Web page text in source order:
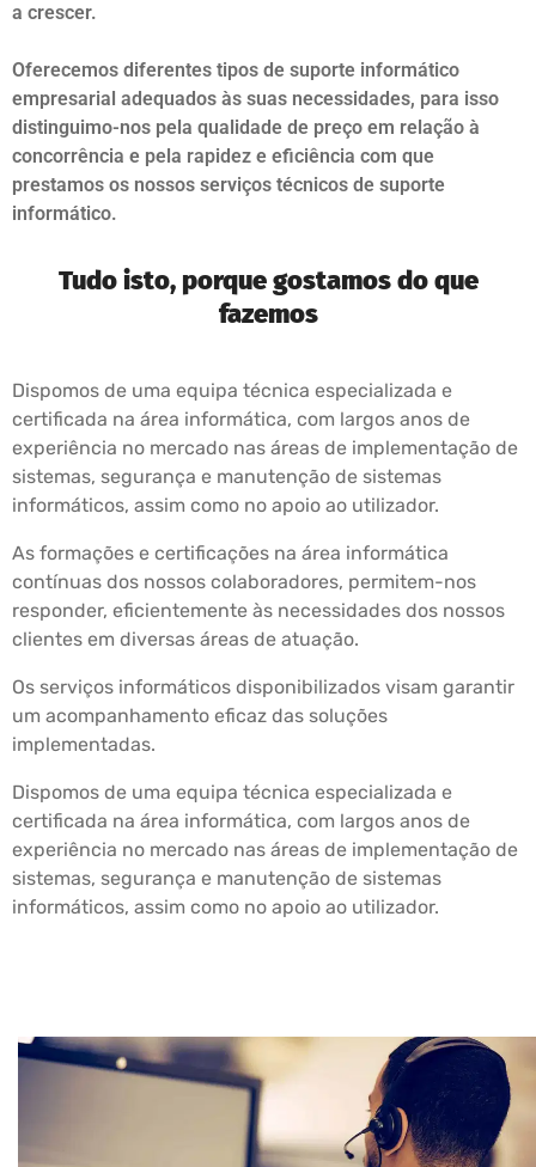
a crescer.
Oferecemos diferentes tipos de suporte informático
empresarial adequados às suas necessidades, para isso
distinguimo-nos pela qualidade de preço em relação à
concorrência e pela rapidez e eficiência com que
prestamos os nossos serviços técnicos de suporte
informático.
Tudo isto, porque gostamos do que
fazemos
Dispomos de uma equipa técnica especializada e
certificada na área informática, com largos anos de
experiência no mercado nas áreas de implementação de
sistemas, segurança e manutenção de sistemas
informáticos, assim como no apoio ao utilizador.
As formações e certificações na área informática
contínuas dos nossos colaboradores, permitem-nos
responder, eficientemente às necessidades dos nossos
clientes em diversas áreas de atuação.
Os serviços informáticos disponibilizados visam garantir
um acompanhamento eficaz das soluções
implementadas.
Dispomos de uma equipa técnica especializada e
certificada na área informática, com largos anos de
experiência no mercado nas áreas de implementação de
sistemas, segurança e manutenção de sistemas
informáticos, assim como no apoio ao utilizador.